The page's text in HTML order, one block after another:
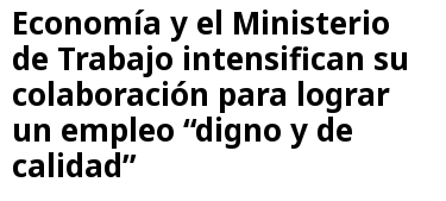
Economía y el Ministerio
de Trabajo intensifican su
colaboración para lograr
un empleo “digno y de
calidad”